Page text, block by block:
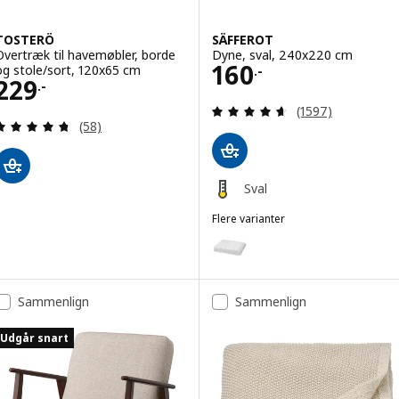
til havemøbler, borde
stole/sort, 120x65 cm
.-
229.-
Anmeld: 4.7 ud af 5 Stjerner. Anmeldelser i alt:
(58)
SÄFFEROT
Dyne, sval, 240x220 cm
160.-
Pris 160.-
Anmeld: 4.6 ud
(1597)
Sval
Flere varianter
Mulighed: SÄFFEROT,
Sammenlign
Udgår snart
Sammenlign